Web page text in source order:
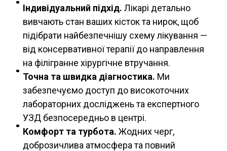
Індивідуальний підхід. Лікарі детально
вивчають стан ваших кісток та нирок, щоб
підібрати найбезпечнішу схему лікування —
від консервативної терапії до направлення
на філігранне хірургічне втручання.
Точна та швидка діагностика. Ми
забезпечуємо доступ до високоточних
лабораторних досліджень та експертного
УЗД безпосередньо в центрі.
Комфорт та турбота. Жодних черг,
доброзичлива атмосфера та повний